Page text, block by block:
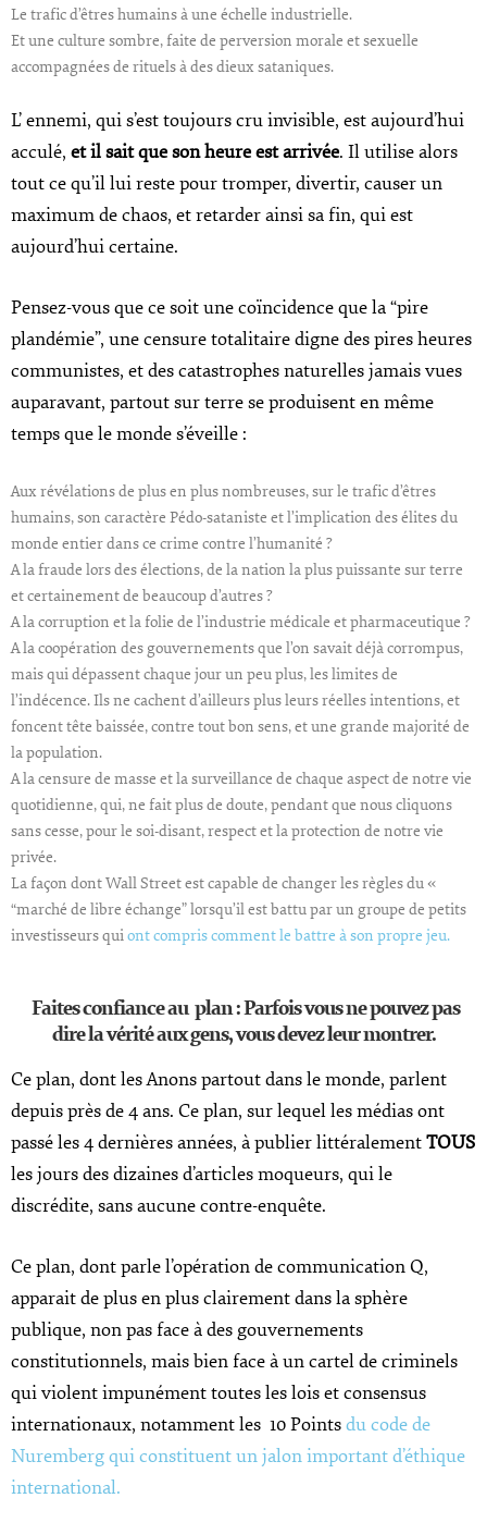
Le trafic d’êtres humains à une échelle industrielle.
Et une culture sombre, faite de perversion morale et sexuelle
accompagnées de rituels à des dieux sataniques.
L’ ennemi, qui s’est toujours cru invisible, est aujourd’hui
acculé, et il sait que son heure est arrivée. Il utilise alors
tout ce qu’il lui reste pour tromper, divertir, causer un
maximum de chaos, et retarder ainsi sa fin, qui est
aujourd’hui certaine.
Pensez-vous que ce soit une coïncidence que la “pire
plandémie”, une censure totalitaire digne des pires heures
communistes, et des catastrophes naturelles jamais vues
auparavant, partout sur terre se produisent en même
temps que le monde s’éveille :
Aux révélations de plus en plus nombreuses, sur le trafic d’êtres
humains, son caractère Pédo-sataniste et l’implication des élites du
monde entier dans ce crime contre l’humanité ?
A la fraude lors des élections, de la nation la plus puissante sur terre
et certainement de beaucoup d’autres ?
A la corruption et la folie de l’industrie médicale et pharmaceutique ?
A la coopération des gouvernements que l’on savait déjà corrompus,
mais qui dépassent chaque jour un peu plus, les limites de
l’indécence. Ils ne cachent d’ailleurs plus leurs réelles intentions, et
foncent tête baissée, contre tout bon sens, et une grande majorité de
la population.
A la censure de masse et la surveillance de chaque aspect de notre vie
quotidienne, qui, ne fait plus de doute, pendant que nous cliquons
sans cesse, pour le soi-disant, respect et la protection de notre vie
privée.
La façon dont Wall Street est capable de changer les règles du «
“marché de libre échange” lorsqu’il est battu par un groupe de petits
investisseurs quiont compris comment le battre à son propre jeu.
Faites confiance au plan : Parfois vous ne pouvez pas
dire la vérité aux gens, vous devez leur montrer.
Ce plan, dont les Anons partout dans le monde, parlent
depuis près de 4 ans. Ce plan, sur lequel les médias ont
passé les 4 dernières années, à publier littéralementTOUS
les jours des dizaines d’articles moqueurs, qui le
discrédite, sans aucune contre-enquête.
Ce plan, dont parle l’opération de communication Q,
apparait de plus en plus clairement dans la sphère
publique, non pas face à des gouvernements
constitutionnels, mais bien face à un cartel de criminels
qui violent impunément toutes les lois et consensus
internationaux, notamment les 10 Pointsdu code de
Nuremberg qui constituent un jalon important d’éthique
international.